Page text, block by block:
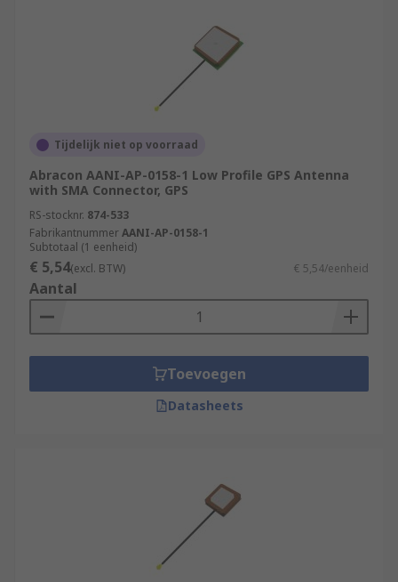
Tijdelijk niet op voorraad
Abracon AANI-AP-0158-1 Low Profile GPS Antenna
with SMA Connector, GPS
RS-stocknr. 874-533
FabrikantnummerAANI-AP-0158-1
Subtotaal (1 eenheid)
€ 5,54(excl. BTW) € 5,54/eenheid
Aantal
Toevoegen
Datasheets